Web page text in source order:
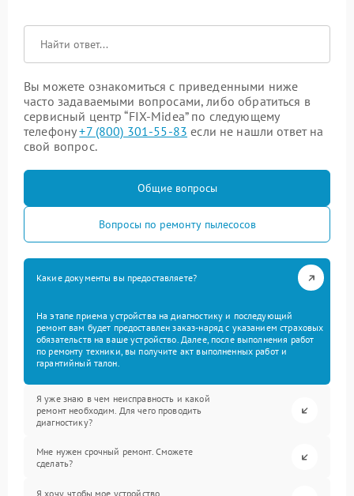
Вы можете ознакомиться с приведенными ниже
часто задаваемыми вопросами, либо обратиться в
сервисный центр “FIX-Midea” по следующему
телефону+7 (800) 301-55-83 если не нашли ответ на
свой вопрос.
Общие вопросы
Вопросы по ремонту пылесосов
Какие документы вы предоставляете?
На этапе приема устройства на диагностику и последующий
ремонт вам будет предоставлен заказ-наряд с указанием страховых
обязательств на ваше устройство. Далее, после выполнения работ
по ремонту техники, вы получите акт выполненных работ и
гарантийный талон.
Я уже знаю в чем неисправность и какой
ремонт необходим. Для чего проводить
диагностику?
Мне нужен срочный ремонт. Сможете
сделать?
Я хочу, чтобы мое устройство